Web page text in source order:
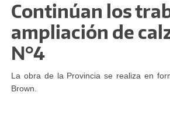
Continúan los
ampliación de
N°4
La obra de la Provincia se realiza en
Brown.